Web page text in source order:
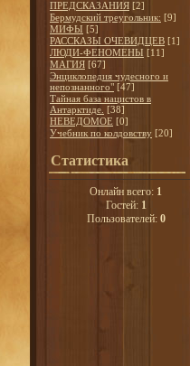
ПРЕДСКАЗАНИЯ [2]
Бермудский треугольник: [9]
МИФЫ [5]
РАССКАЗЫ ОЧЕВИДЦЕВ [1]
ЛЮДИ-ФЕНОМЕНЫ [11]
МАГИЯ [67]
Энциклопедия чудесного и
непознанного" [47]
Тайная база нацистов в
Антарктиде. [38]
НЕВЕДОМОЕ [0]
Учебник по колдовству [20]
Статистика
Онлайн всего: 1
Гостей: 1
Пользователей: 0